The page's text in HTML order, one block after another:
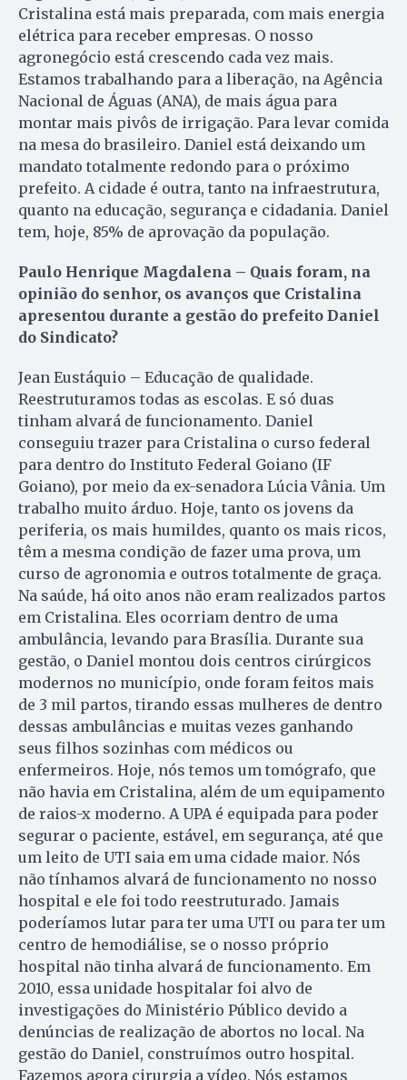
Cristalina está mais preparada, com mais energia
elétrica para receber empresas. O nosso
agronegócio está crescendo cada vez mais.
Estamos trabalhando para a liberação, na Agência
Nacional de Águas (ANA), de mais água para
montar mais pivôs de irrigação. Para levar comida
na mesa do brasileiro. Daniel está deixando um
mandato totalmente redondo para o próximo
prefeito. A cidade é outra, tanto na infraestrutura,
quanto na educação, segurança e cidadania. Daniel
tem, hoje, 85% de aprovação da população.
Paulo Henrique Magdalena – Quais foram, na
opinião do senhor, os avanços que Cristalina
apresentou durante a gestão do prefeito Daniel
do Sindicato?
Jean Eustáquio – Educação de qualidade.
Reestruturamos todas as escolas. E só duas
tinham alvará de funcionamento. Daniel
conseguiu trazer para Cristalina o curso federal
para dentro do Instituto Federal Goiano (IF
Goiano), por meio da ex-senadora Lúcia Vânia. Um
trabalho muito árduo. Hoje, tanto os jovens da
periferia, os mais humildes, quanto os mais ricos,
têm a mesma condição de fazer uma prova, um
curso de agronomia e outros totalmente de graça.
Na saúde, há oito anos não eram realizados partos
em Cristalina. Eles ocorriam dentro de uma
ambulância, levando para Brasília. Durante sua
gestão, o Daniel montou dois centros cirúrgicos
modernos no município, onde foram feitos mais
de 3 mil partos, tirando essas mulheres de dentro
dessas ambulâncias e muitas vezes ganhando
seus filhos sozinhas com médicos ou
enfermeiros. Hoje, nós temos um tomógrafo, que
não havia em Cristalina, além de um equipamento
de raios-x moderno. A UPA é equipada para poder
segurar o paciente, estável, em segurança, até que
um leito de UTI saia em uma cidade maior. Nós
não tínhamos alvará de funcionamento no nosso
hospital e ele foi todo reestruturado. Jamais
poderíamos lutar para ter uma UTI ou para ter um
centro de hemodiálise, se o nosso próprio
hospital não tinha alvará de funcionamento. Em
2010, essa unidade hospitalar foi alvo de
investigações do Ministério Público devido a
denúncias de realização de abortos no local. Na
gestão do Daniel, construímos outro hospital.
Fazemos agora cirurgia a vídeo. Nós estamos